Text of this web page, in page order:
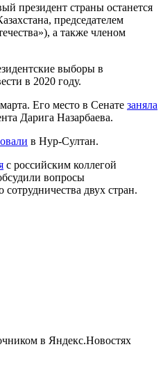
президент страны останется
председателем
а также членом
выборы в
в 2020 году.
Его место в Сенате заняла
Дарига Назарбаева.
в Нур-Султан.
с российским коллегой
вопросы
сотрудничества двух стран.
в Яндекс.Новостях